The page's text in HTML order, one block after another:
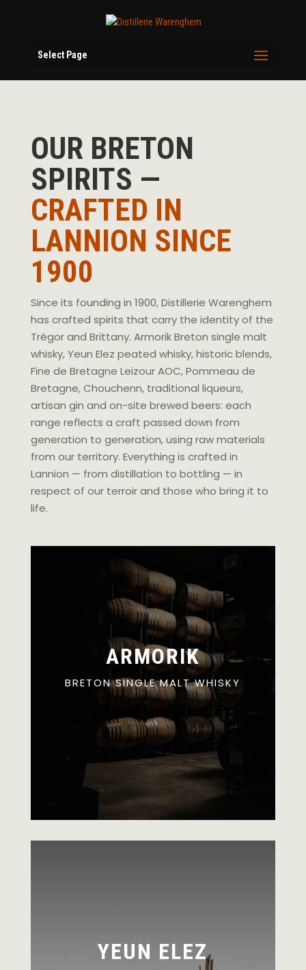
Select Page
OUR BRETON
SPIRITS —
CRAFTED IN
LANNION SINCE
1900
Since its founding in 1900, Distillerie Warenghem
has crafted spirits that carry the identity of the
Trégor and Brittany. Armorik Breton single malt
whisky, Yeun Elez peated whisky, historic blends,
Fine de Bretagne Leizour AOC, Pommeau de
Bretagne, Chouchenn, traditional liqueurs,
artisan gin and on-site brewed beers: each
range reflects a craft passed down from
generation to generation, using raw materials
from our territory. Everything is crafted in
Lannion — from distillation to bottling — in
respect of our terroir and those who bring it to
life.
ARMORIK
BRETON SINGLE MALT WHISKY
YEUN ELEZ